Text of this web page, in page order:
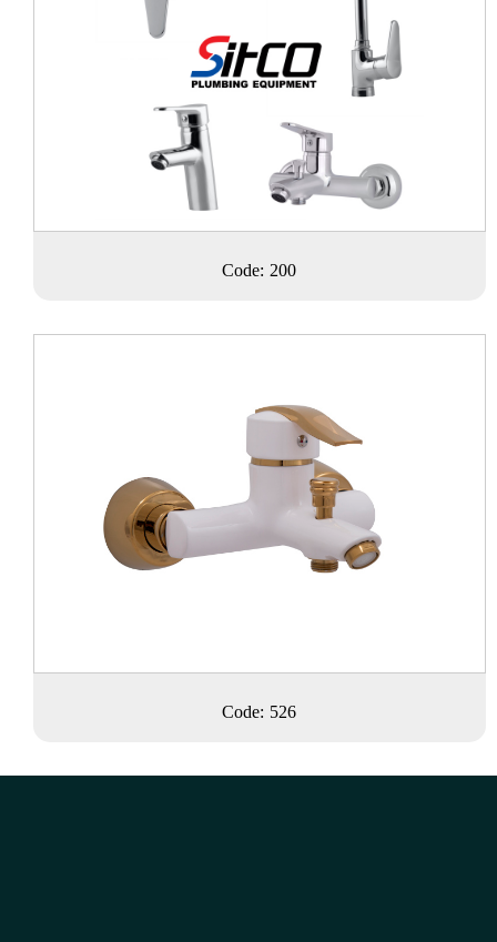
Code: 200
Code: 526